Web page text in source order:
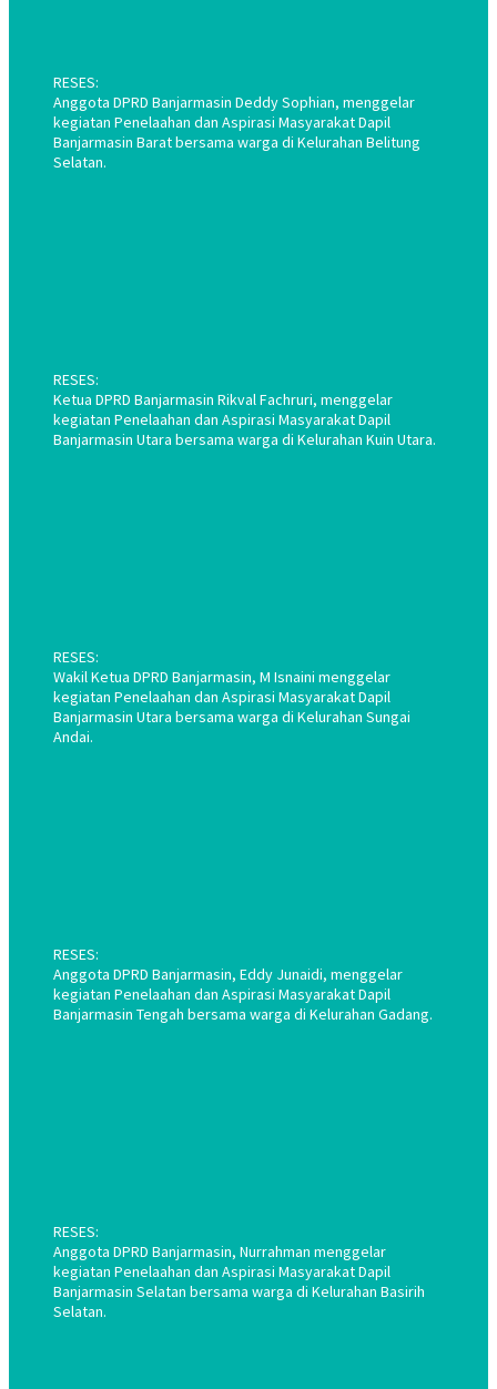
RESES:
Anggota DPRD Banjarmasin Deddy Sophian, menggelar
kegiatan Penelaahan dan Aspirasi Masyarakat Dapil
Banjarmasin Barat bersama warga di Kelurahan Belitung
Selatan.
RESES:
Ketua DPRD Banjarmasin Rikval Fachruri, menggelar
kegiatan Penelaahan dan Aspirasi Masyarakat Dapil
Banjarmasin Utara bersama warga di Kelurahan Kuin Utara.
RESES:
Wakil Ketua DPRD Banjarmasin, M Isnaini menggelar
kegiatan Penelaahan dan Aspirasi Masyarakat Dapil
Banjarmasin Utara bersama warga di Kelurahan Sungai
Andai.
RESES:
Anggota DPRD Banjarmasin, Eddy Junaidi, menggelar
kegiatan Penelaahan dan Aspirasi Masyarakat Dapil
Banjarmasin Tengah bersama warga di Kelurahan Gadang.
RESES:
Anggota DPRD Banjarmasin, Nurrahman menggelar
kegiatan Penelaahan dan Aspirasi Masyarakat Dapil
Banjarmasin Selatan bersama warga di Kelurahan Basirih
Selatan.